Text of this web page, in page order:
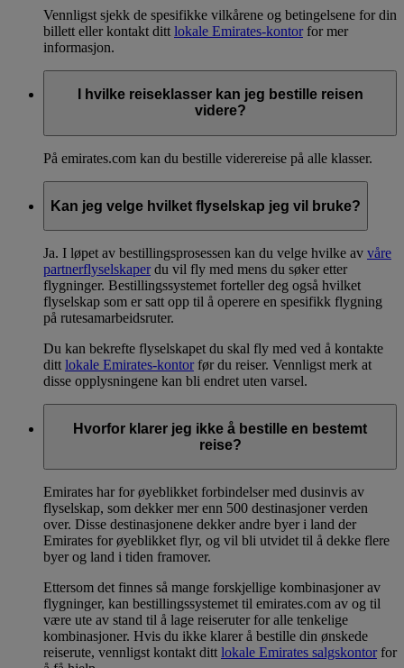
Vennligst sjekk de spesifikke vilkårene og betingelsene for din
billett eller kontakt ditt lokale Emirates-kontorfor mer
informasjon.
I hvilke reiseklasser kan jeg bestille reisen
videre?
På emirates.com kan du bestille viderereise på alle klasser.
Kan jeg velge hvilket flyselskap jeg vil bruke?
Ja. I løpet av bestillingsprosessen kan du velge hvilke av våre
partnerflyselskaperdu vil fly med mens du søker etter
flygninger. Bestillingssystemet forteller deg også hvilket
flyselskap som er satt opp til å operere en spesifikk flygning
på rutesamarbeidsruter.
Du kan bekrefte flyselskapet du skal fly med ved å kontakte
ditt lokale Emirates-kontorfør du reiser. Vennligst merk at
disse opplysningene kan bli endret uten varsel.
Hvorfor klarer jeg ikke å bestille en bestemt
reise?
Emirates har for øyeblikket forbindelser med dusinvis av
flyselskap, som dekker mer enn 500 destinasjoner verden
over. Disse destinasjonene dekker andre byer i land der
Emirates for øyeblikket flyr, og vil bli utvidet til å dekke flere
byer og land i tiden framover.
Ettersom det finnes så mange forskjellige kombinasjoner av
flygninger, kan bestillingssystemet til emirates.com av og til
være ute av stand til å lage reiseruter for alle tenkelige
kombinasjoner. Hvis du ikke klarer å bestille din ønskede
reiserute, vennligst kontakt ditt lokale Emirates salgskontorfor